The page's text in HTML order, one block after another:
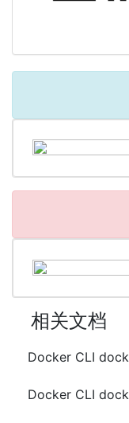
相关文档
Docker CLI
Docker CLI